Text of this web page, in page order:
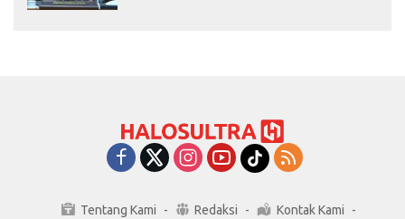
Tentang Kami Redaksi Kontak Kami